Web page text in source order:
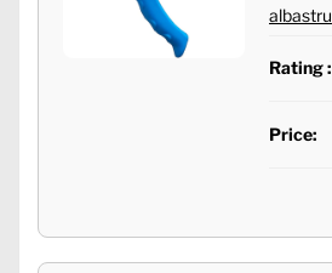
albastru
Rating :
Price: